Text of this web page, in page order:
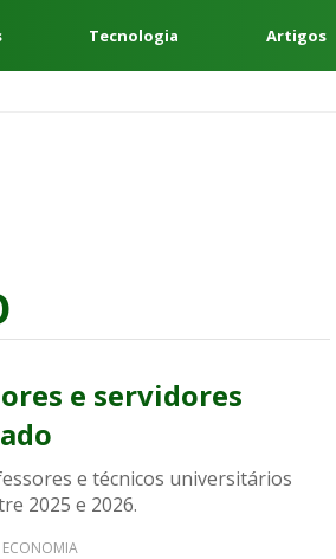
Tecnologia Artigos
e servidores
e técnicos universitários
2025 e 2026.